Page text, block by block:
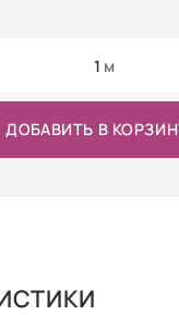
1 м
ДОБАВИТЬ В